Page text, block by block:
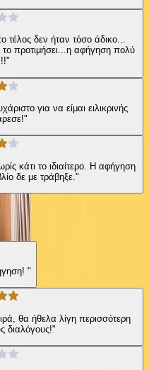
τέλος δεν ήταν τόσο άδικο...
το προτιμήσει...η αφήγηση πολύ
για να είμαι ειλικρινής
κάτι το ιδιαίτερο. Η αφήγηση
δε με τράβηξε."
"Συμπαθητικό, ευχάριστο με καλή αφήγηση! "
θα ήθελα λίγη περισσότερη
διαλόγους!"